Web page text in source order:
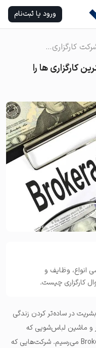
ورود یا ثبت‌نام
شرکت کارگزاری چیست و چگونه بهترین کارگزاری ها را انتخاب کنیم؟
کارگزاری ها را
انواع، وظایف و
کارگزاری چیست.
در ساده‌تر کردن زندگی
و ماشین لباس‌شویی که
بگذریم به شرکت‌های کارگزاری یا Brokerage Firm می‌رسیم. شرکت‌هایی که